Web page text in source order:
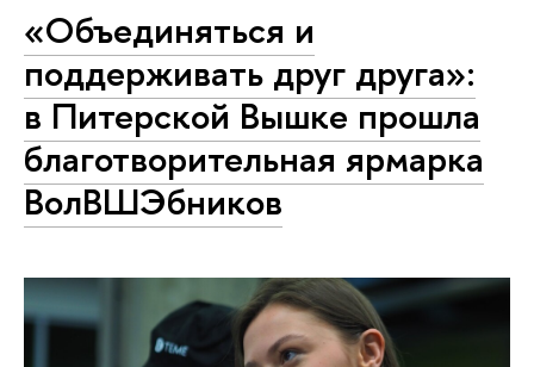
«Объединяться и
поддерживать друг друга»:
в Питерской Вышке прошла
благотворительная ярмарка
ВолВШЭбников